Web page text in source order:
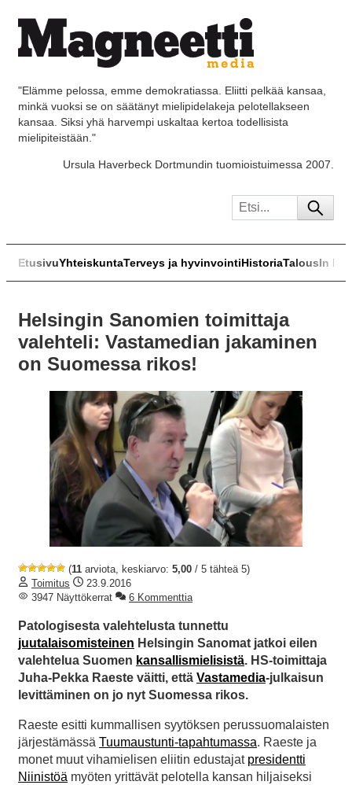
"Elämme pelossa, emme demokratiassa. Eliitti pelkää kansaa,
minkä vuoksi se on säätänyt mielipidelakeja pelotellakseen
kansaa. Siksi yhä harvempi uskaltaa kertoa todellisista
mielipiteistään."
Ursula Haverbeck Dortmundin tuomioistuimessa 2007.
EtusivuYhteiskuntaTerveys ja hyvinvointiHistoriaTalousIn
Helsingin Sanomien toimittaja
valehteli: Vastamedian jakaminen
on Suomessa rikos!
(11 arviota, keskiarvo: 5,00 / 5 tähteä 5)
Toimitus
23.9.2016
3947 Näyttökerrat
6 Kommenttia
Patologisesta valehtelusta tunnettu
juutalaisomisteinen Helsingin Sanomat jatkoi eilen
valehtelua Suomen kansallismielisistä. HS-toimittaja
Juha-Pekka Raeste väitti, että Vastamedia-julkaisun
levittäminen on jo nyt Suomessa rikos.
Raeste esitti kummallisen syytöksen perussuomalaisten
järjestämässä Tuumaustunti-tapahtumassa. Raeste ja
monet muut vihamielisen eliitin edustajat presidentti
Niinistöä myöten yrittävät pelotella kansan hiljaiseksi